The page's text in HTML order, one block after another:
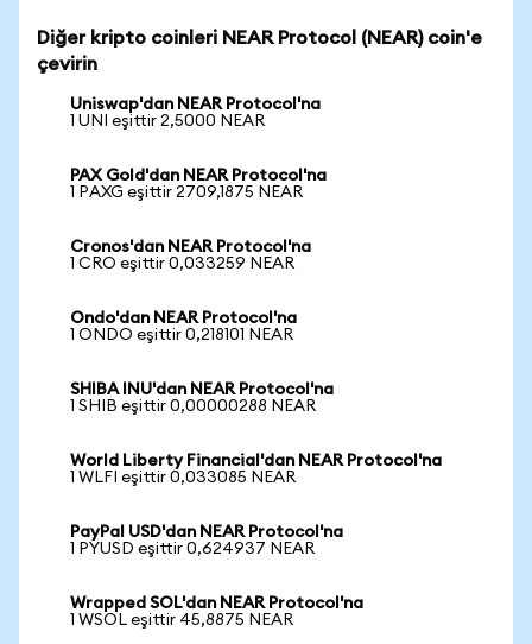
Diğer kripto coinleri NEAR Protocol (NEAR) coin'e
çevirin
Uniswap'dan NEAR Protocol'na
1 UNI eşittir 2,5000 NEAR
PAX Gold'dan NEAR Protocol'na
1 PAXG eşittir 2709,1875 NEAR
Cronos'dan NEAR Protocol'na
1 CRO eşittir 0,033259 NEAR
Ondo'dan NEAR Protocol'na
1 ONDO eşittir 0,218101 NEAR
SHIBA INU'dan NEAR Protocol'na
1 SHIB eşittir 0,00000288 NEAR
World Liberty Financial'dan NEAR Protocol'na
1 WLFI eşittir 0,033085 NEAR
PayPal USD'dan NEAR Protocol'na
1 PYUSD eşittir 0,624937 NEAR
Wrapped SOL'dan NEAR Protocol'na
1 WSOL eşittir 45,8875 NEAR